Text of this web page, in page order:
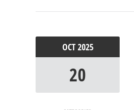
OCT2025
20